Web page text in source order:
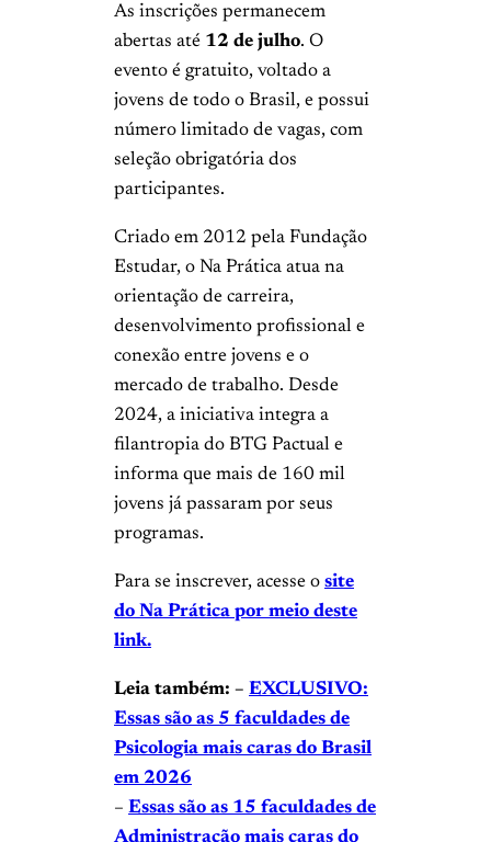
As inscrições permanecem
abertas até 12 de julho. O
evento é gratuito, voltado a
jovens de todo o Brasil, e possui
número limitado de vagas, com
seleção obrigatória dos
participantes.
Criado em 2012 pela Fundação
Estudar, o Na Prática atua na
orientação de carreira,
desenvolvimento profissional e
conexão entre jovens e o
mercado de trabalho. Desde
2024, a iniciativa integra a
filantropia do BTG Pactual e
informa que mais de 160 mil
jovens já passaram por seus
programas.
Para se inscrever, acesse o site
do Na Prática por meio deste
link.
Leia também: – EXCLUSIVO:
Essas são as 5 faculdades de
Psicologia mais caras do Brasil
em 2026
– Essas são as 15 faculdades de
Administração mais caras do